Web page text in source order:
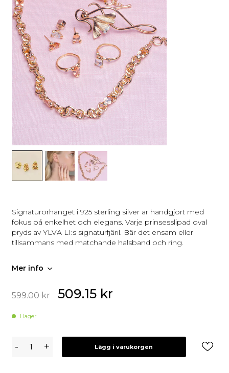
Signaturörhänget i 925 sterling silver är handgjort med
fokus på enkelhet och elegans. Varje prinsesslipad oval
pryds av YLVA LI:s signaturfjäril. Bär det ensam eller
tillsammans med matchande halsband och ring.
Mer info
599.00kr 509.15 kr
I lager
- + Lägg i varukorgen